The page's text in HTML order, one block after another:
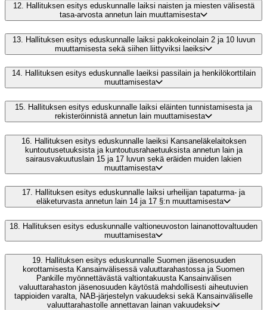
12.
Hallituksen esitys eduskunnalle laiksi naisten ja miesten välisestä
tasa-arvosta annetun lain muuttamisesta
13. Hallituksen esitys eduskunnalle laiksi pakkokeinolain 2 ja 10 luvun
muuttamisesta sekä siihen liittyviksi laeiksi
14. Hallituksen esitys eduskunnalle laeiksi passilain ja henkilökorttilain
muuttamisesta
15.
Hallituksen esitys eduskunnalle laiksi eläinten tunnistamisesta ja
rekisteröinnistä annetun lain muuttamisesta
16. Hallituksen esitys eduskunnalle laeiksi Kansaneläkelaitoksen
kuntoutusetuuksista ja kuntoutusrahaetuuksista annetun lain ja
sairausvakuutuslain 15 ja 17 luvun sekä eräiden muiden lakien
muuttamisesta
17. Hallituksen esitys eduskunnalle laiksi urheilijan tapaturma- ja
eläketurvasta annetun lain 14 ja 17 §:n muuttamisesta
18. Hallituksen esitys eduskunnalle valtioneuvoston lainanottovaltuuden
muuttamisesta
19.
Hallituksen esitys eduskunnalle Suomen jäsenosuuden
korottamisesta Kansainvälisessä valuuttarahastossa ja Suomen
Pankille myönnettävästä valtiontakuusta Kansainvälisen
valuuttarahaston jäsenosuuden käytöstä mahdollisesti aiheutuvien
tappioiden varalta, NAB-järjestelyn vakuudeksi sekä Kansainväliselle
valuuttarahastolle annettavan lainan vakuudeksi